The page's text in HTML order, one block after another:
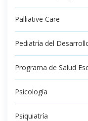
Palliative Care
Pediatría del
Programa de Salud
Psicología
Psiquiatría